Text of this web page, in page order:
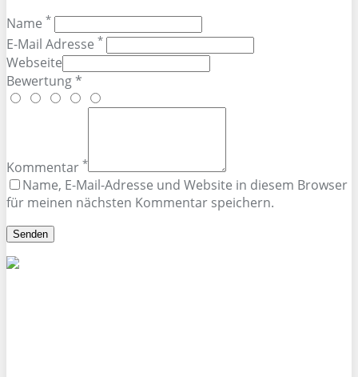
Name *
E-Mail Adresse *
Webseite
Bewertung *
Kommentar *
Name, E-Mail-Adresse und Website in diesem Browser
für meinen nächsten Kommentar speichern.